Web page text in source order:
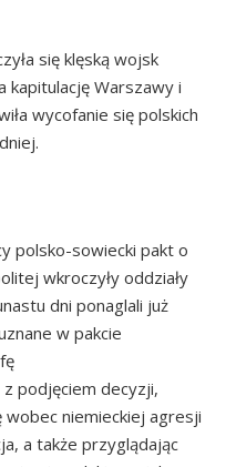
się klęską wojsk
kapitulację Warszawy i
wycofanie się polskich
polsko-sowiecki pakt o
wkroczyły oddziały
dni ponaglali już
w pakcie
podjęciem decyzji,
wobec niemieckiej agresji
a także przyglądając